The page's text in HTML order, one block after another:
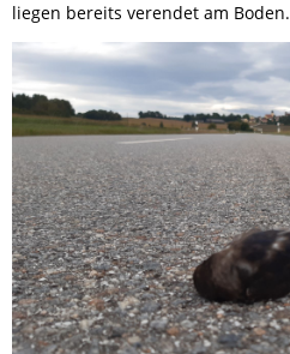
liegen bereits verendet am Boden.